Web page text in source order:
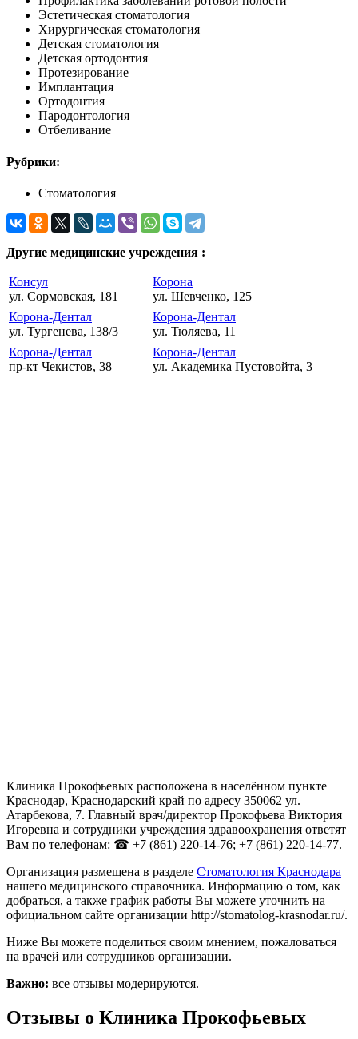
Эстетическая стоматология
Хирургическая стоматология
Детская стоматология
Детская ортодонтия
Протезирование
Имплантация
Ортодонтия
Пародонтология
Отбеливание
Рубрики:
Стоматология
Другие медицинские учреждения :
Консул
ул. Сормовская, 181
Корона
ул. Шевченко, 125
Корона-Дентал
ул. Тургенева, 138/3
Корона-Дентал
ул. Тюляева, 11
Корона-Дентал
пр-кт Чекистов, 38
Корона-Дентал
ул. Академика Пустовойта, 3
Клиника Прокофьевых расположена в населённом пункте
Краснодар, Краснодарский край по адресу 350062 ул.
Атарбекова, 7. Главный врач/директор Прокофьева Виктория
Игоревна и сотрудники учреждения здравоохранения ответят
Вам по телефонам: ☎ +7 (861) 220-14-76; +7 (861) 220-14-77.
Организация размещена в разделе Стоматология Краснодара
нашего медицинского справочника. Информацию о том, как
добраться, а также график работы Вы можете уточнить на
официальном сайте организации http://stomatolog-krasnodar.ru/.
Ниже Вы можете поделиться своим мнением, пожаловаться
на врачей или сотрудников организации.
Важно: все отзывы модерируются.
Отзывы о Клиника Прокофьевых